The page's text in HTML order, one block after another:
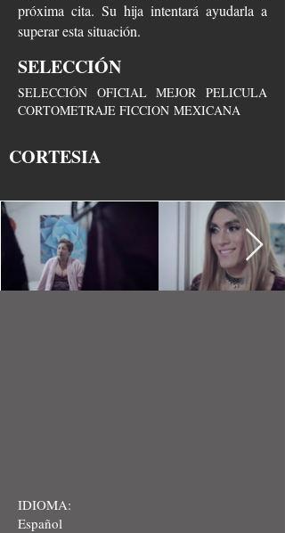
próxima cita. Su hija intentará ayudarla a
superar esta situación.
SELECCIÓN
SELECCIÓN OFICIAL MEJOR PELICULA
CORTOMETRAJE FICCION MEXICANA
CORTESIA
IDIOMA:
Español